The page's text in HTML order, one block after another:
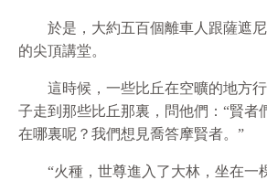
於是，大約五百個離車人跟薩遮尼
的尖頂講堂。
這時候，一些比丘在空曠的地方行
子走到那些比丘那裏，問他們：“賢者
在哪裏呢？我們想見喬答摩賢者。”
“火種，世尊進入了大林，坐在一